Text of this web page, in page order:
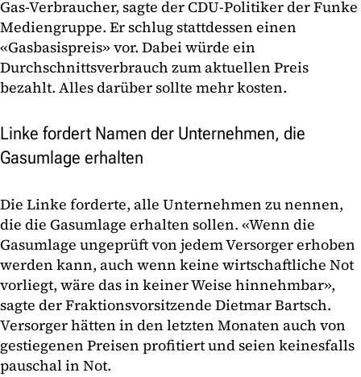
Gas-Verbraucher, sagte der CDU-Politiker der Funke
Mediengruppe. Er schlug stattdessen einen
«Gasbasispreis» vor. Dabei würde ein
Durchschnittsverbrauch zum aktuellen Preis
bezahlt. Alles darüber sollte mehr kosten.
Linke fordert Namen der Unternehmen, die
Gasumlage erhalten
Die Linke forderte, alle Unternehmen zu nennen,
die die Gasumlage erhalten sollen. «Wenn die
Gasumlage ungeprüft von jedem Versorger erhoben
werden kann, auch wenn keine wirtschaftliche Not
vorliegt, wäre das in keiner Weise hinnehmbar»,
sagte der Fraktionsvorsitzende Dietmar Bartsch.
Versorger hätten in den letzten Monaten auch von
gestiegenen Preisen profitiert und seien keinesfalls
pauschal in Not.